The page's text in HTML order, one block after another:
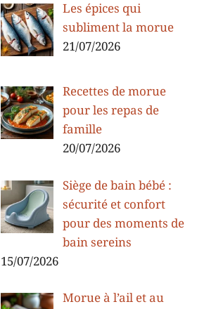
Les épices qui
subliment la morue
21/07/2026
Recettes de morue
pour les repas de
famille
20/07/2026
Siège de bain bébé :
sécurité et confort
pour des moments de
bain sereins
15/07/2026
Morue à l’ail et au